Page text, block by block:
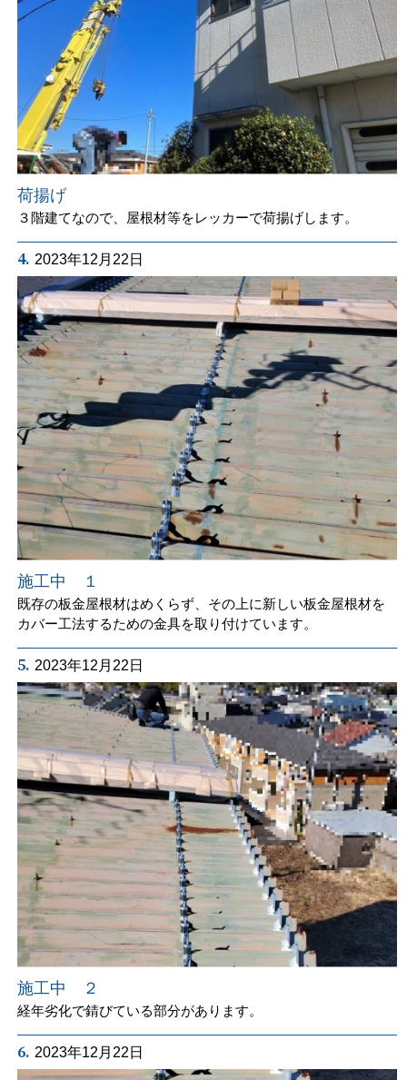
荷揚げ
３階建てなので、屋根材等をレッカーで荷揚げします。
4. 2023年12月22日
施工中 １
既存の板金屋根材はめくらず、その上に新しい板金屋根材を
カバー工法するための金具を取り付けています。
5. 2023年12月22日
施工中 ２
経年劣化で錆びている部分があります。
6. 2023年12月22日